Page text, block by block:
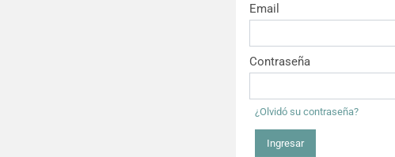
Email
Contraseña
¿Olvidó su contraseña?
Ingresar